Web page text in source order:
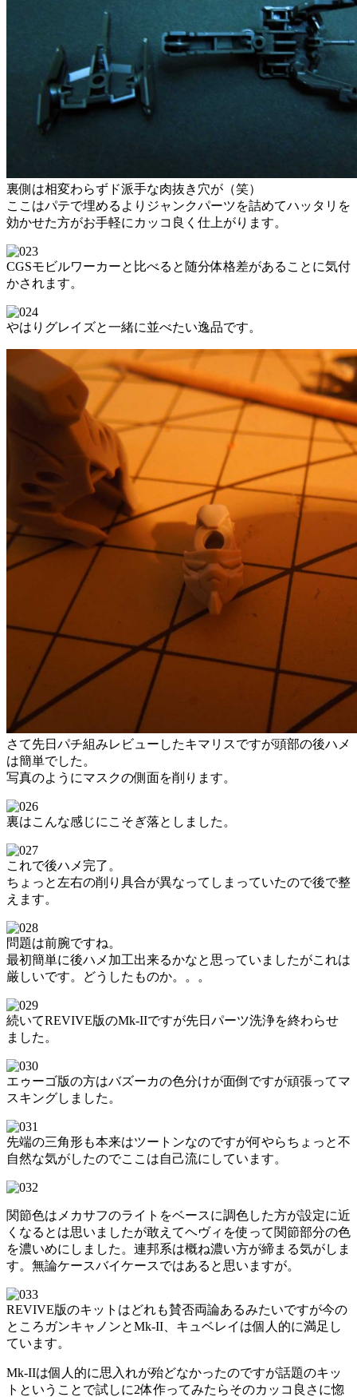
裏側は相変わらずド派手な肉抜き穴が（笑）
ここはパテで埋めるよりジャンクパーツを詰めてハッタリを
効かせた方がお手軽にカッコ良く仕上がります。
CGSモビルワーカーと比べると随分体格差があることに気付
かされます。
やはりグレイズと一緒に並べたい逸品です。
さて先日パチ組みレビューしたキマリスですが頭部の後ハメ
は簡単でした。
写真のようにマスクの側面を削ります。
裏はこんな感じにこそぎ落としました。
これで後ハメ完了。
ちょっと左右の削り具合が異なってしまっていたので後で整
えます。
問題は前腕ですね。
最初簡単に後ハメ加工出来るかなと思っていましたがこれは
厳しいです。どうしたものか。。。
続いてREVIVE版のMk-IIですが先日パーツ洗浄を終わらせ
ました。
エゥーゴ版の方はバズーカの色分けが面倒ですが頑張ってマ
スキングしました。
先端の三角形も本来はツートンなのですが何やらちょっと不
自然な気がしたのでここは自己流にしています。
関節色はメカサフのライトをベースに調色した方が設定に近
くなるとは思いましたが敢えてヘヴィを使って関節部分の色
を濃いめにしました。連邦系は概ね濃い方が締まる気がしま
す。無論ケースバイケースではあると思いますが。
REVIVE版のキットはどれも賛否両論あるみたいですが今の
ところガンキャノンとMk-II、キュベレイは個人的に満足し
ています。
Mk-IIは個人的に思入れが殆どなかったのですが話題のキッ
トということで試しに2体作ってみたらそのカッコ良さに惚